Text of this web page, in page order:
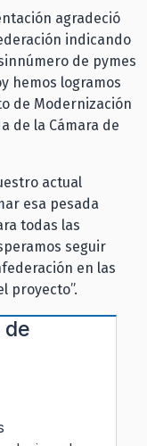
agradeció
indicando
de pymes
hemos logramos
de Modernización
de la Cámara de
actual
esa pesada
todas las
seguir
en las
proyecto”.